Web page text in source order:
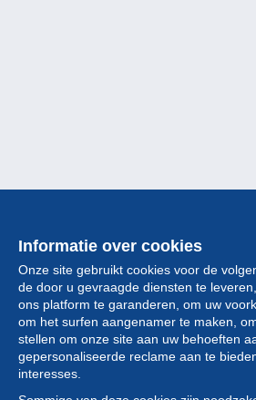
Informatie over cookies
Onze site gebruikt cookies voor de
de door u gevraagde diensten te
ons platform te garanderen, om uw
om het surfen aangenamer te maken,
stellen om onze site aan uw behoeften
gepersonaliseerde reclame aan te
interesses.
Collectie